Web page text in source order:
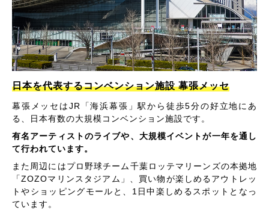
日本を代表するコンベンション施設 幕張メッセ
幕張メッセはJR「海浜幕張」駅から徒歩5分の好立地にあ
る、日本有数の大規模コンベンション施設です。
有名アーティストのライブや、大規模イベントが一年を通し
て行われています。
また周辺にはプロ野球チーム千葉ロッテマリーンズの本拠地
「ZOZOマリンスタジアム」、買い物が楽しめるアウトレッ
トやショッピングモールと、1日中楽しめるスポットとなっ
ています。